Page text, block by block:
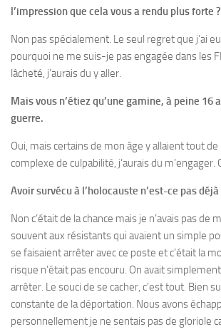
l’impression que cela vous a rendu plus forte ?
Non pas spécialement. Le seul regret que j’ai
pourquoi ne me suis-je pas engagée dans les
lâcheté, j’aurais du y aller.
Mais vous n’étiez qu’une gamine, à peine 16
guerre.
Oui, mais certains de mon âge y allaient tout de
complexe de culpabilité, j’aurais du m’engager.
Avoir survécu à l’holocauste n’est-ce pas
Non c’était de la chance mais je n’avais pas de
souvent aux résistants qui avaient un simple
se faisaient arrêter avec ce poste et c’était la
risque n’était pas encouru. On avait
arrêter. Le souci de se cacher, c’est tout. Bien
constante de la déportation. Nous avons
personnellement je ne sentais pas de gloriole